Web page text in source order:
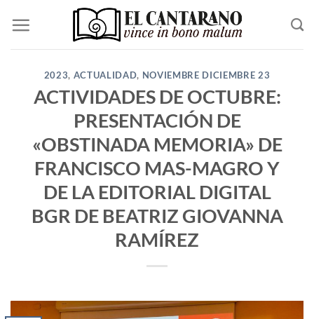
contenido
2023, ACTUALIDAD, NOVIEMBRE DICIEMBRE 23
ACTIVIDADES DE OCTUBRE:
PRESENTACIÓN DE
«OBSTINADA MEMORIA» DE
FRANCISCO MAS-MAGRO Y
DE LA EDITORIAL DIGITAL
BGR DE BEATRIZ GIOVANNA
RAMÍREZ